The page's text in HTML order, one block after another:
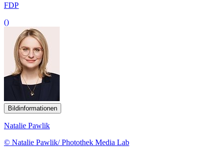
FDP
()
Bildinformationen
Natalie Pawlik
© Natalie Pawlik/ Photothek Media Lab